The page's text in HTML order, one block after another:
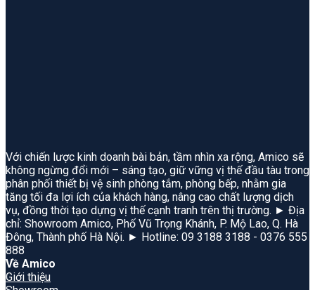
Với chiến lược kinh doanh bài bản, tầm nhìn xa rộng, Amico sẽ
không ngừng đổi mới – sáng tạo, giữ vững vị thế đầu tàu trong
phân phối thiết bị vệ sinh phòng tắm, phòng bếp, nhằm gia
tăng tối đa lợi ích của khách hàng, nâng cao chất lượng dịch
vụ, đồng thời tạo dựng vị thế cạnh tranh trên thị trường. ► Địa
chỉ: Showroom Amico, Phố Vũ Trọng Khánh, P. Mộ Lao, Q. Hà
Đông, Thành phố Hà Nội. ► Hotline: 09 3188 3188 - 0376 555
888
Về Amico
Giới thiệu